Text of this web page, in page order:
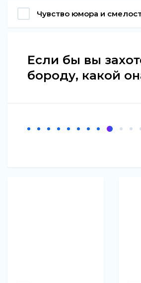
Чувство юмора и
Если бы вы
бороду, какой